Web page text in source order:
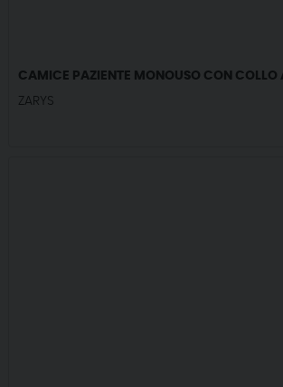
CAMICE PAZIENTE MONOUSO CON COLLO
ZARYS